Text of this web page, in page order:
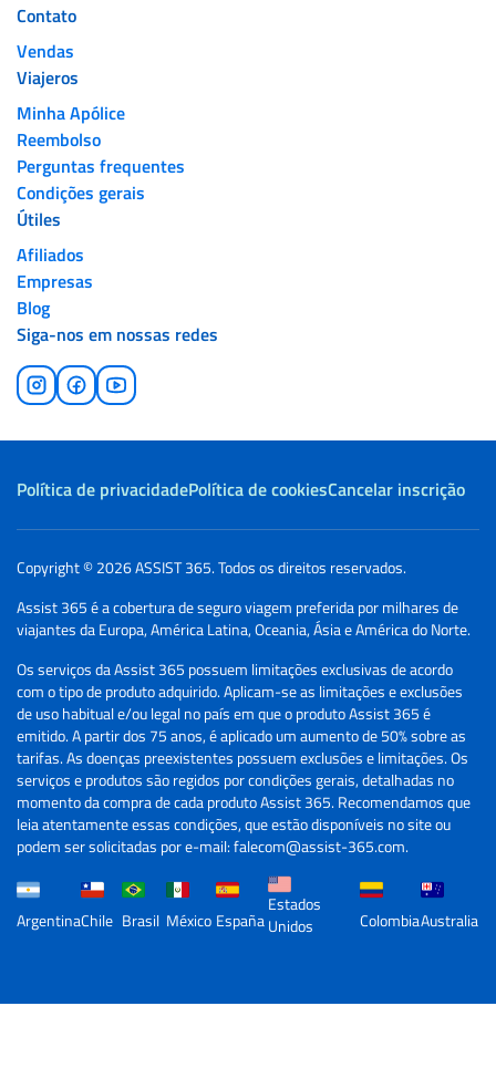
Siga-nos em nossas redes
Contato
Vendas
Viajeros
Minha Apólice
Reembolso
Perguntas frequentes
Condições gerais
Útiles
Afiliados
Empresas
Blog
Política de privacidadePolítica de cookiesCancelar inscrição
Copyright © 2026 ASSIST 365. Todos os direitos reservados.
Assist 365 é a cobertura de seguro viagem preferida por milhares de
viajantes da Europa, América Latina, Oceania, Ásia e América do Norte.
Os serviços da Assist 365 possuem limitações exclusivas de acordo
com o tipo de produto adquirido. Aplicam-se as limitações e exclusões
de uso habitual e/ou legal no país em que o produto Assist 365 é
emitido. A partir dos 75 anos, é aplicado um aumento de 50% sobre as
tarifas. As doenças preexistentes possuem exclusões e limitações. Os
serviços e produtos são regidos por condições gerais, detalhadas no
momento da compra de cada produto Assist 365. Recomendamos que
leia atentamente essas condições, que estão disponíveis no site ou
podem ser solicitadas por e-mail: falecom@assist-365.com.
ArgentinaChile Brasil México España
Estados
Unidos
ColombiaAustralia